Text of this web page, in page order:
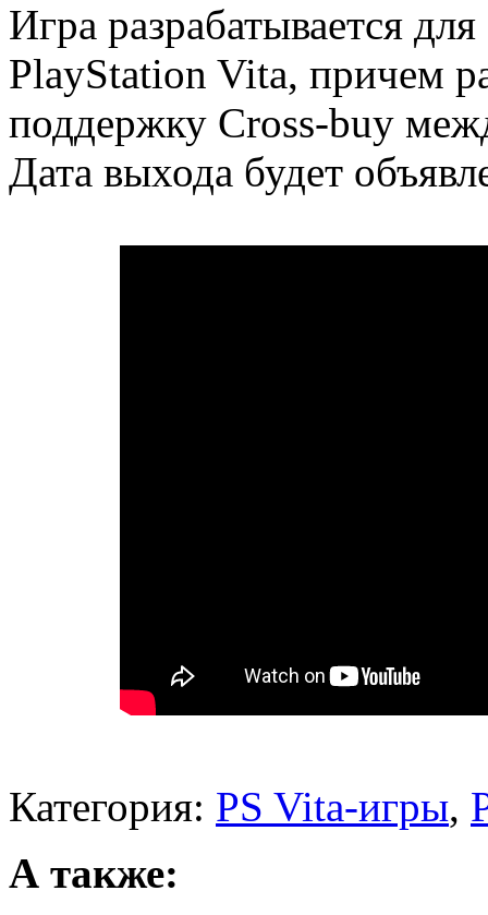
Игра разрабатывается
PlayStation Vita, причем
поддержку Cross-buy
Дата выхода будет
Категория: PS Vita-игры,
А также: